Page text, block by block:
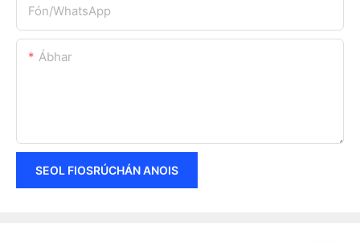
Fón/whatsApp
Ábhar
SEOL FIOSRÚCHÁN ANOIS